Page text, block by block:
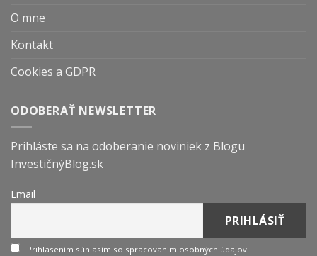
O mne
Kontakt
Cookies a GDPR
ODOBERAŤ NEWSLETTER
Prihláste sa na odoberanie noviniek z Blogu
InvestičnýBlog.sk
Email
Prihlásením súhlasím so spracovaním osobných údajov